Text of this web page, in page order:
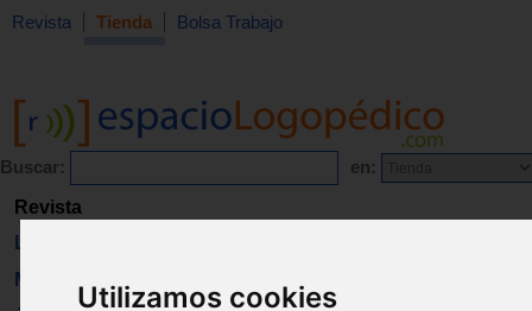
Utilizamos cookies
Revista Tienda Bolsa Trabajo
Buscar: en:
Revista
Libros
Material